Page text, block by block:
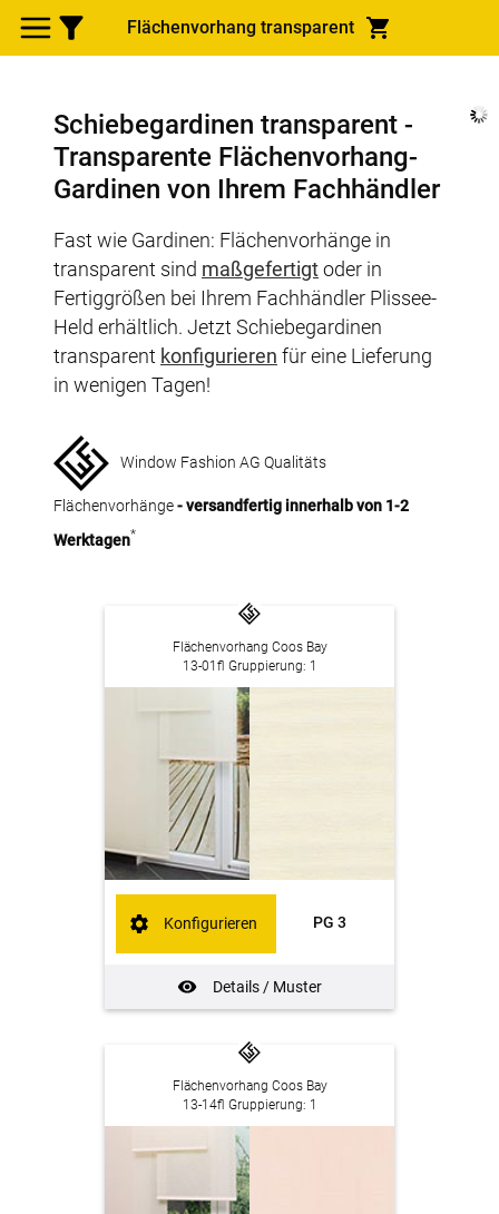
Flächenvorhang transparent
Schiebegardinen transparent -
Transparente Flächenvorhang-
Gardinen von Ihrem Fachhändler
Fast wie Gardinen: Flächenvorhänge in
transparent sind maßgefertigtoder in
Fertiggrößen bei Ihrem Fachhändler Plissee-
Held erhältlich. Jetzt Schiebegardinen
transparent konfigurieren für eine Lieferung
in wenigen Tagen!
Window Fashion AG Qualitäts
Flächenvorhänge- versandfertig innerhalb von 1-2
Werktagen*
Flächenvorhang Coos Bay
13-01fl Gruppierung: 1
PG 3
Details / Muster
Konfigurieren
Flächenvorhang Coos Bay
13-14fl Gruppierung: 1